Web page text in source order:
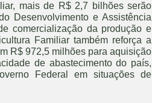
mais de R$ 2,7 bilhões serão
Desenvolvimento e Assistência
comercialização da produção e
Familiar também reforça a
R$ 972,5 milhões para aquisição
de abastecimento do país,
Federal em situações de